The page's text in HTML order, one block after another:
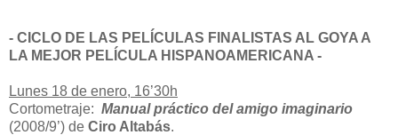
- CICLO DE LAS PELÍCULAS FINALISTAS AL GOYA A
LA MEJOR PELÍCULA HISPANOAMERICANA -
Lunes 18 de enero, 16’30h
Cortometraje: Manual práctico del amigo imaginario
(2008/9’) de Ciro Altabás.